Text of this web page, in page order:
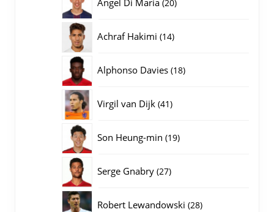
Angel Di Maria 20
Achraf Hakimi 1414
Alphonso Davies 1818
Virgil van Dijk 4141
Son Heung-min 1919
Serge Gnabry 2727
Robert Lewandowski 2828